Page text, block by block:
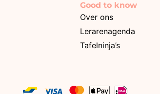
Good to know
Over ons
Lerarenagenda
Tafelninja’s